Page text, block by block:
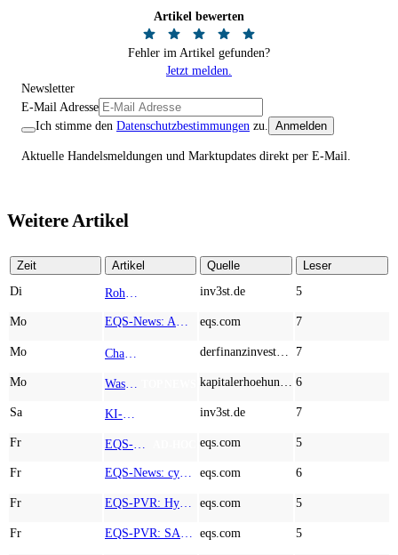
Artikel bewerten
Fehler im Artikel gefunden?
Jetzt melden.
Newsletter
E-Mail Adresse
Ich stimme den Datenschutzbestimmungen zu. Anmelden
Aktuelle Handelsmeldungen und Marktupdates direkt per E-Mail.
Weitere Artikel
Zeit Artikel Quelle
Leser
Di
inv3st.de 5
Mo eqs.com 7
Mo 7
Mo 6
Sa inv3st.de 7
Fr eqs.com 5
Fr eqs.com 6
Fr eqs.com 5
Fr eqs.com 5